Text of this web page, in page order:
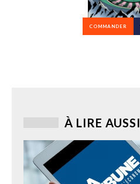
COMMANDER
À LIRE AUSSI